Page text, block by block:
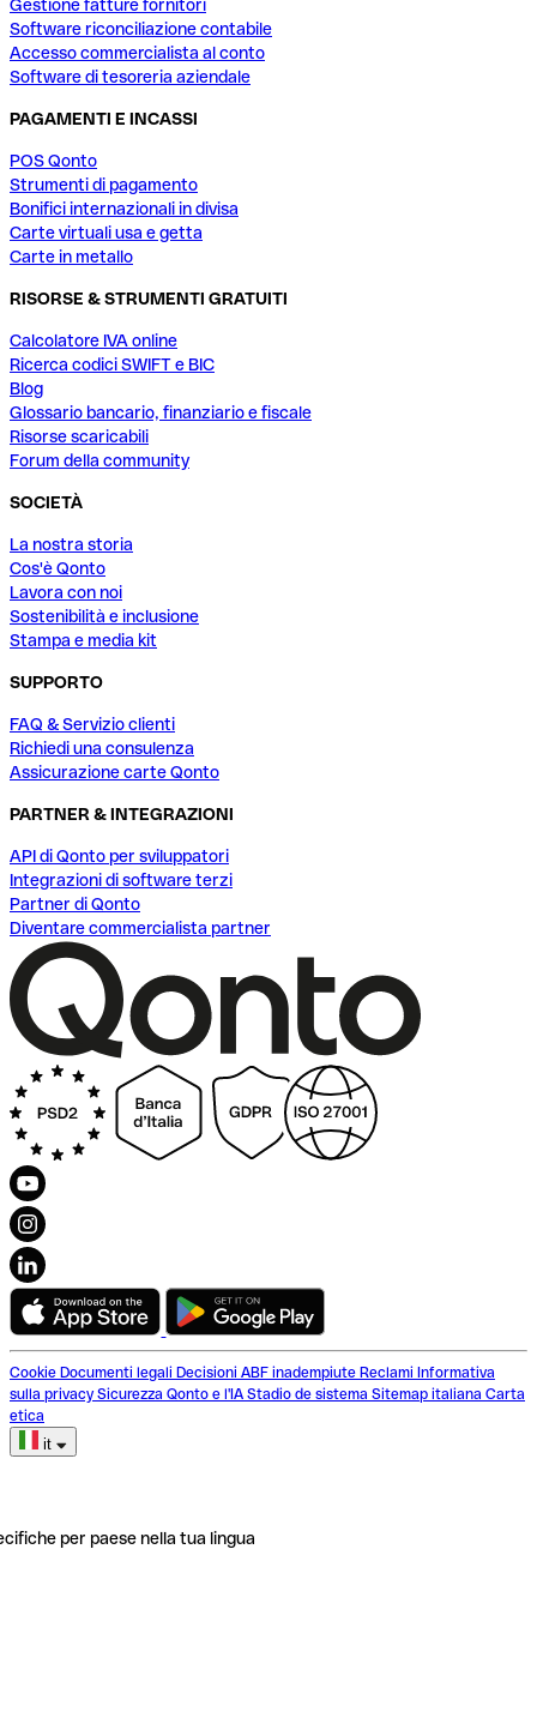
Gestione fatture fornitori
Software riconciliazione contabile
Accesso commercialista al conto
Software di tesoreria aziendale
PAGAMENTI E INCASSI
POS Qonto
Strumenti di pagamento
Bonifici internazionali in divisa
Carte virtuali usa e getta
Carte in metallo
RISORSE & STRUMENTI GRATUITI
Calcolatore IVA online
Ricerca codici SWIFT e BIC
Blog
Glossario bancario, finanziario e fiscale
Risorse scaricabili
Forum della community
SOCIETÀ
La nostra storia
Cos'è Qonto
Lavora con noi
Sostenibilità e inclusione
Stampa e media kit
SUPPORTO
FAQ & Servizio clienti
Richiedi una consulenza
Assicurazione carte Qonto
PARTNER & INTEGRAZIONI
API di Qonto per sviluppatori
Integrazioni di software terzi
Partner di Qonto
Diventare commercialista partner
Cookie Documenti legali Decisioni ABF inadempiute Reclami Informativa
sulla privacy Sicurezza Qonto e l'IA Stadio de sistema Sitemap italiana Carta
etica
it
per paese nella tua lingua